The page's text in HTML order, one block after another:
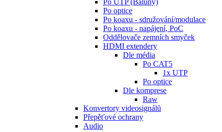
Po UTP (Baluny)
Po optice
Po koaxu - sdružování/modulace
Po koaxu - napájení, PoC
Oddělovače zemních smyček
HDMI extendery
Dle média
Po CAT5
1x UTP
Po optice
Dle komprese
Raw
Konvertory videosignálů
Přepěťové ochrany
Audio